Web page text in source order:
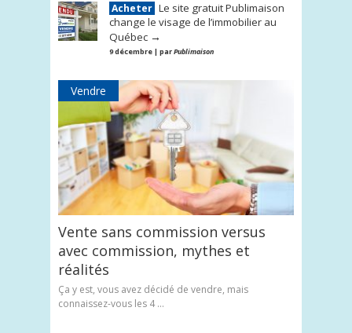
Acheter Le site gratuit Publimaison
change le visage de l’immobilier au
Québec →
9 décembre | parPublimaison
Vendre
Vente sans commission versus
avec commission, mythes et
réalités
Ça y est, vous avez décidé de vendre, mais
connaissez-vous les 4 ...